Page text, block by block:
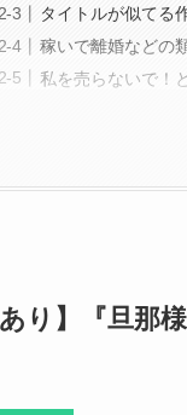
タイトルが似てる
稼いで離婚などの
私を売らないで！
あり】『旦那